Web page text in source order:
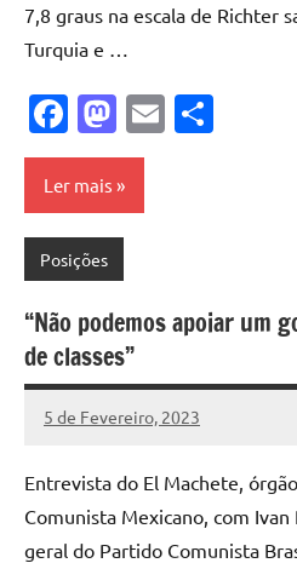
7,8 graus na escala de Richter
Turquia e …
Facebook
Mastodon
Email
Ler mais
Posições
“Não podemos apoiar um
de classes”
5 de Fevereiro, 2023
Pedro
Entrevista do El Machete,
Comunista Mexicano, com
geral do Partido Comunista